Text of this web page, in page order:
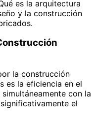
es la arquitectura
y la construcción
la construcción
es la eficiencia en el
con la
el